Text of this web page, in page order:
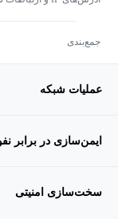
جمع‌بندی
عملیات شبکه
ایمن‌سازی در برابر
سخت‌سازی امنیتی